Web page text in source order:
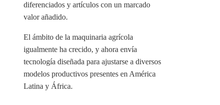
diferenciados y artículos con un marcado
valor añadido.
El ámbito de la maquinaria agrícola
igualmente ha crecido, y ahora envía
tecnología diseñada para ajustarse a diversos
modelos productivos presentes en América
Latina y África.